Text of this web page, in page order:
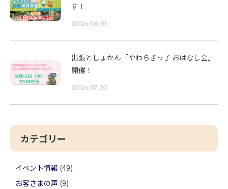
す！
2026.08.01
出張としょかん「やわらぎっ子 おはなし会」
開催！
2026.07.30
カテゴリー
イベント情報 (49)
お客さまの声 (9)